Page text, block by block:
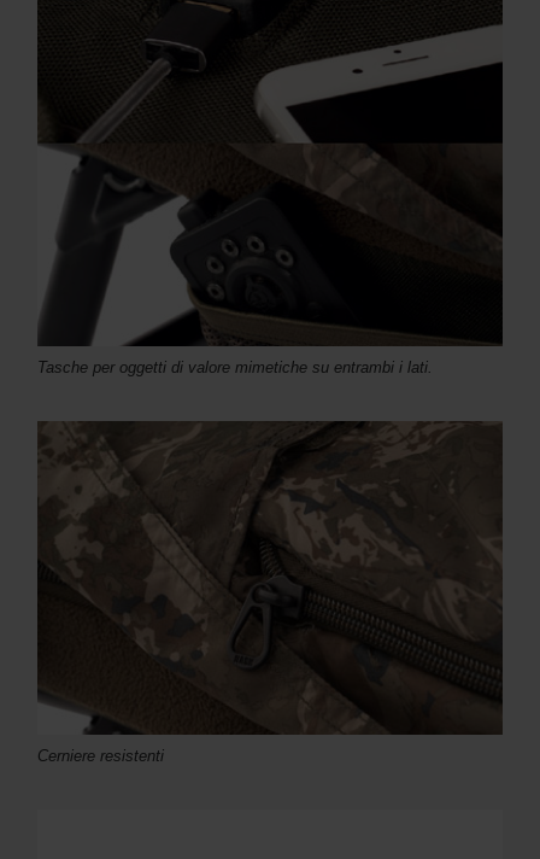
Tasche per oggetti di valore mimetiche su entrambi i lati.
Cerniere resistenti